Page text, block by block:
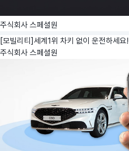
주식회사 스페셜원
[모빌리티]세계1위 차키 없이 운전하세
주식회사 스페셜원